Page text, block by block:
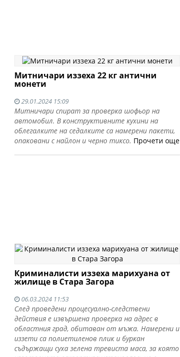
Митничари иззеха 22 кг антични
монети
29.01.2024 15:09
Митничари спират за проверка шофьор на
автомобил. В конструктивните кухини на
облегалките на седалките са намерени пакети,
опаковани с найлон и черно тиксо. Прочети още
Криминалисти иззеха марихуана от
жилище в Стара Загора
06.03.2024 11:53
След проведени процесуално-следствени
действия е извършена проверка на адрес в
областния град, обитаван от мъжа. Намерени и
иззети са полиетиленов плик и буркан
съдържащи суха зелена тревиста маса, за която